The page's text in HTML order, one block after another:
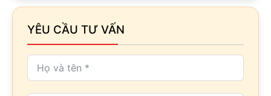
YÊU CẦU TƯ VẤN